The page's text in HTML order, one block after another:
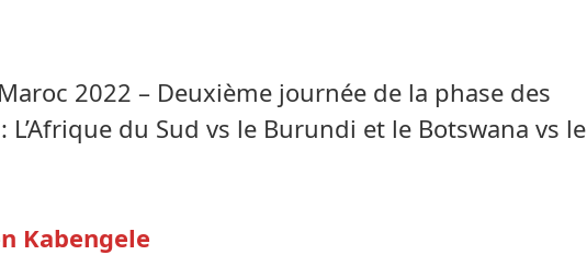
2022 – Deuxième journée de la phase des
du Sud vs le Burundi et le Botswana vs le
Kabengele